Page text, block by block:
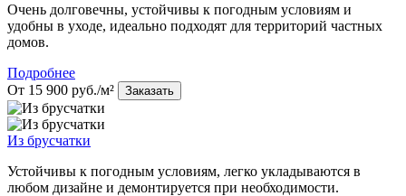
Очень долговечны, устойчивы к погодным условиям и
удобны в уходе, идеально подходят для территорий частных
домов.
Подробнее
От 15 900 руб./м²
Заказать
Из брусчатки
Устойчивы к погодным условиям, легко укладываются в
любом дизайне и демонтируется при необходимости.